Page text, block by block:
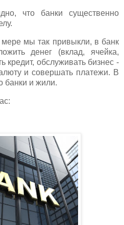
что банки существенно
мы так привыкли, в банк
денег (вклад, ячейка,
кредит, обслуживать бизнес -
и совершать платежи. В
банки и жили.